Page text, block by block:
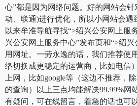
心”都是因为网络问题。好的网站会
动、联通)进行优化，所以小网站会遇
以来牟准导航寻找“>绍兴公安网上服
兴公安网上服务中心”发布页和“>绍
用网址。一劳永逸的话，我们推荐使
络切换成更稳定的运营商，比如电信
上网，比如google等（这边不推荐，
的查询）以上三点均能解决99.99%网
有疑问，可在线留言，着急的话也可